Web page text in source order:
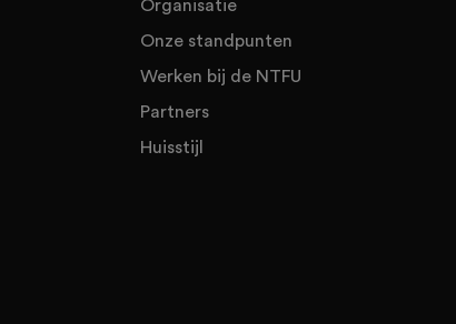
Organisatie
Onze standpunten
Werken bij de NTFU
Partners
Huisstijl